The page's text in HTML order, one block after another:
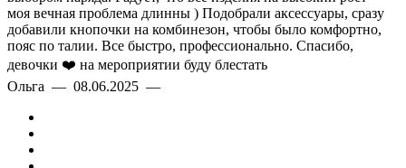
моя вечная проблема длинны ) Подобрали аксессуары, сразу
добавили кнопочки на комбинезон, чтобы было комфортно,
пояс по талии. Все быстро, профессионально. Спасибо,
девочки ❤️ на мероприятии буду блестать
Ольга — 08.06.2025 —